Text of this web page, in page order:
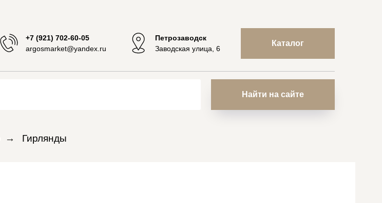
+7 (921) 702-60-05
argosmarket@yandex.ru
Петрозаводск
Заводская улица, 6
Каталог
Найти на сайте
→ Гирлянды